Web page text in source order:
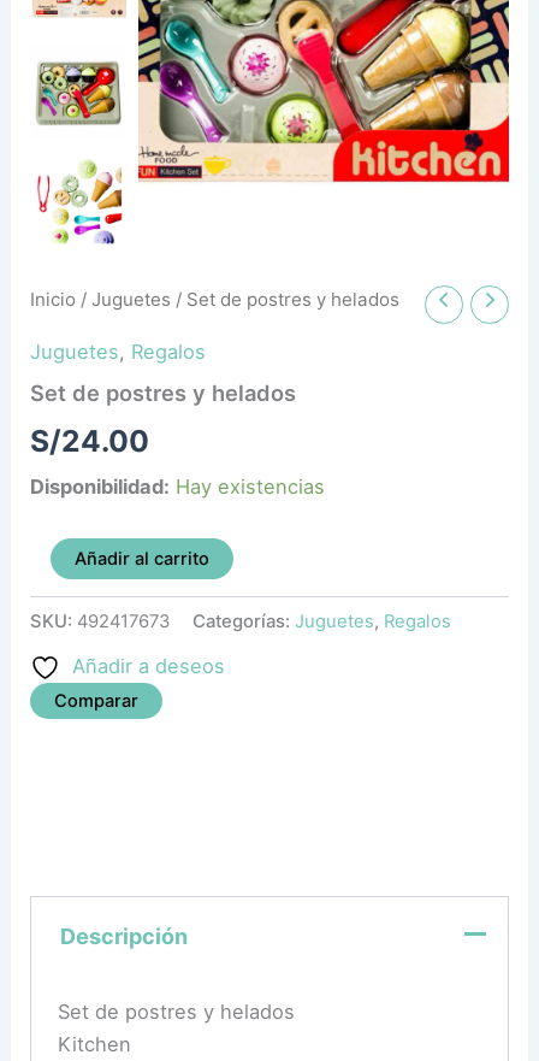
Inicio /Juguetes / Set de postres y helados
Juguetes, Regalos
Set de postres y helados
S/24.00
Disponibilidad: Hay existencias
Añadir al carrito
SKU: 492417673 Categorías:Juguetes, Regalos
Añadir a deseos
Comparar
Descripción
Set de postres y helados
Kitchen